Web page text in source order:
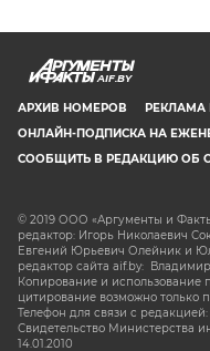
AIF.BY
АРХИВ НОМЕРОВ РЕКЛАМА
ОНЛАЙН-ПОДПИСКА НА
СООБЩИТЬ В РЕДАКЦИЮ ОБ
© 2019 ООО «Аргументы и
редактор: Игорь Николаевич
Евгений Юрьевич Олейник и
редактор сайта aif.by:
Копирование и использование
цитирование возможно только
Телефон для связи с редакцией:
Свидетельство Министерства
14.01.2010